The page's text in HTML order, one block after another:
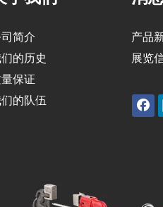
简介
的历史
量保证
的队伍
产品
展览